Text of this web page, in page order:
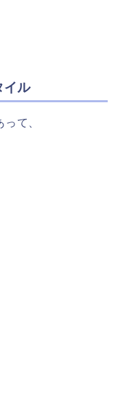
ル
て、